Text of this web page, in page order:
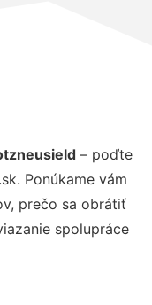
– poďte
Ponúkame vám
prečo sa obrátiť
spolupráce